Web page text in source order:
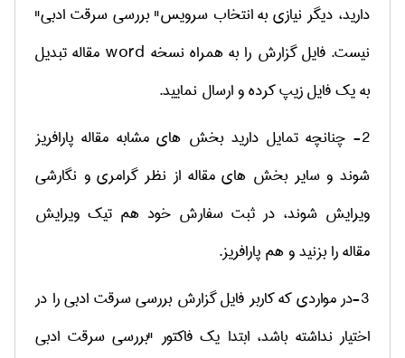
دارید، دیگر نیازی به انتخاب سرویس" بررسی سرقت ادبی"
نیست. فایل گزارش را به همراه نسخه word مقاله تبدیل
به یک فایل زیپ کرده و ارسال نمایید.
2- چنانچه تمایل دارید بخش های مشابه مقاله پارافریز
شوند و سایر بخش های مقاله از نظر گرامری و نگارشی
ویرایش شوند، در ثبت سفارش خود هم تیک ویرایش
مقاله را بزنید و هم پارافریز.
3-در مواردی که کاربر فایل گزارش بررسی سرقت ادبی را در
اختیار نداشته باشد، ابتدا یک فاکتور "بررسی سرقت ادبی